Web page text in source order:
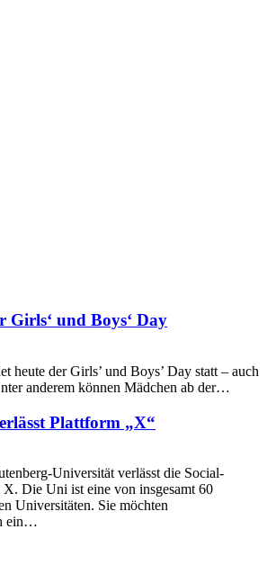
Girls‘ und Boys‘ Day
heute der Girls’ und Boys’ Day statt – auch
anderem können Mädchen ab der…
Plattform „X“
Universität verlässt die Social-
Die Uni ist eine von insgesamt 60
Universitäten. Sie möchten
ein…